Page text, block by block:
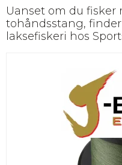
Uanset om du
tohåndsstang,
laksefiskeri hos